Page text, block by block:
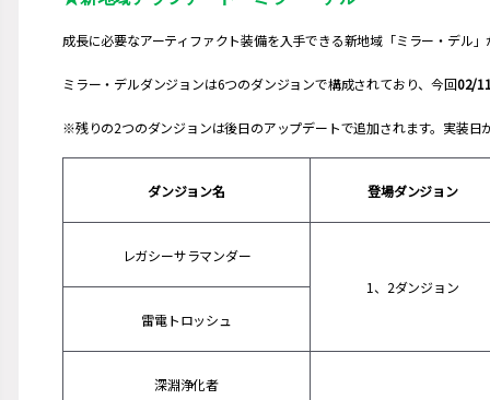
成長に必要なアーティファクト装備を入手できる新地域「ミラー・デル
ミラー・デルダンジョンは6つのダンジョンで構成されており、今回02/
※残りの2つのダンジョンは後日のアップデートで追加されます。実装日
ダンジョン名 登場ダンジョン
レガシーサラマンダー
1、2ダンジョン
雷電トロッシュ
深淵浄化者